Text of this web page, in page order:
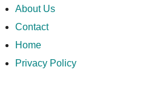
Skip
to
content
Money In
Way
Lets Talk About MoneyIn Every Way
About Us
Contact
Home
Privacy Policy